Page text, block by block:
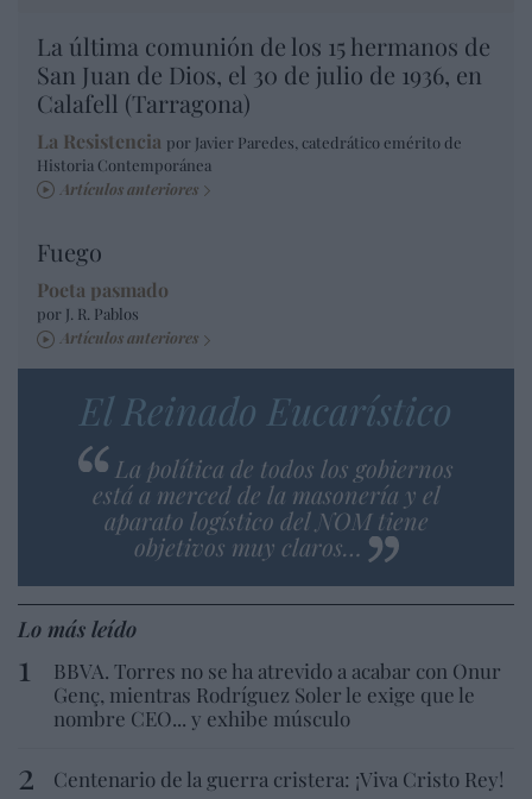
La última comunión de los 15 hermanos de
San Juan de Dios, el 30 de julio de 1936, en
Calafell (Tarragona)
La Resistencia por Javier Paredes, catedrático emérito de
Historia Contemporánea
Artículos anteriores
Fuego
Poeta pasmado
por J. R. Pablos
Artículos anteriores
El Reinado Eucarístico
La política de todos los gobiernos
está a merced de la masonería y el
aparato logístico del NOM tiene
objetivos muy claros…
Lo más leído
BBVA. Torres no se ha atrevido a acabar con Onur
Genç, mientras Rodríguez Soler le exige que le
nombre CEO... y exhibe músculo
Centenario de la guerra cristera: ¡Viva Cristo Rey!